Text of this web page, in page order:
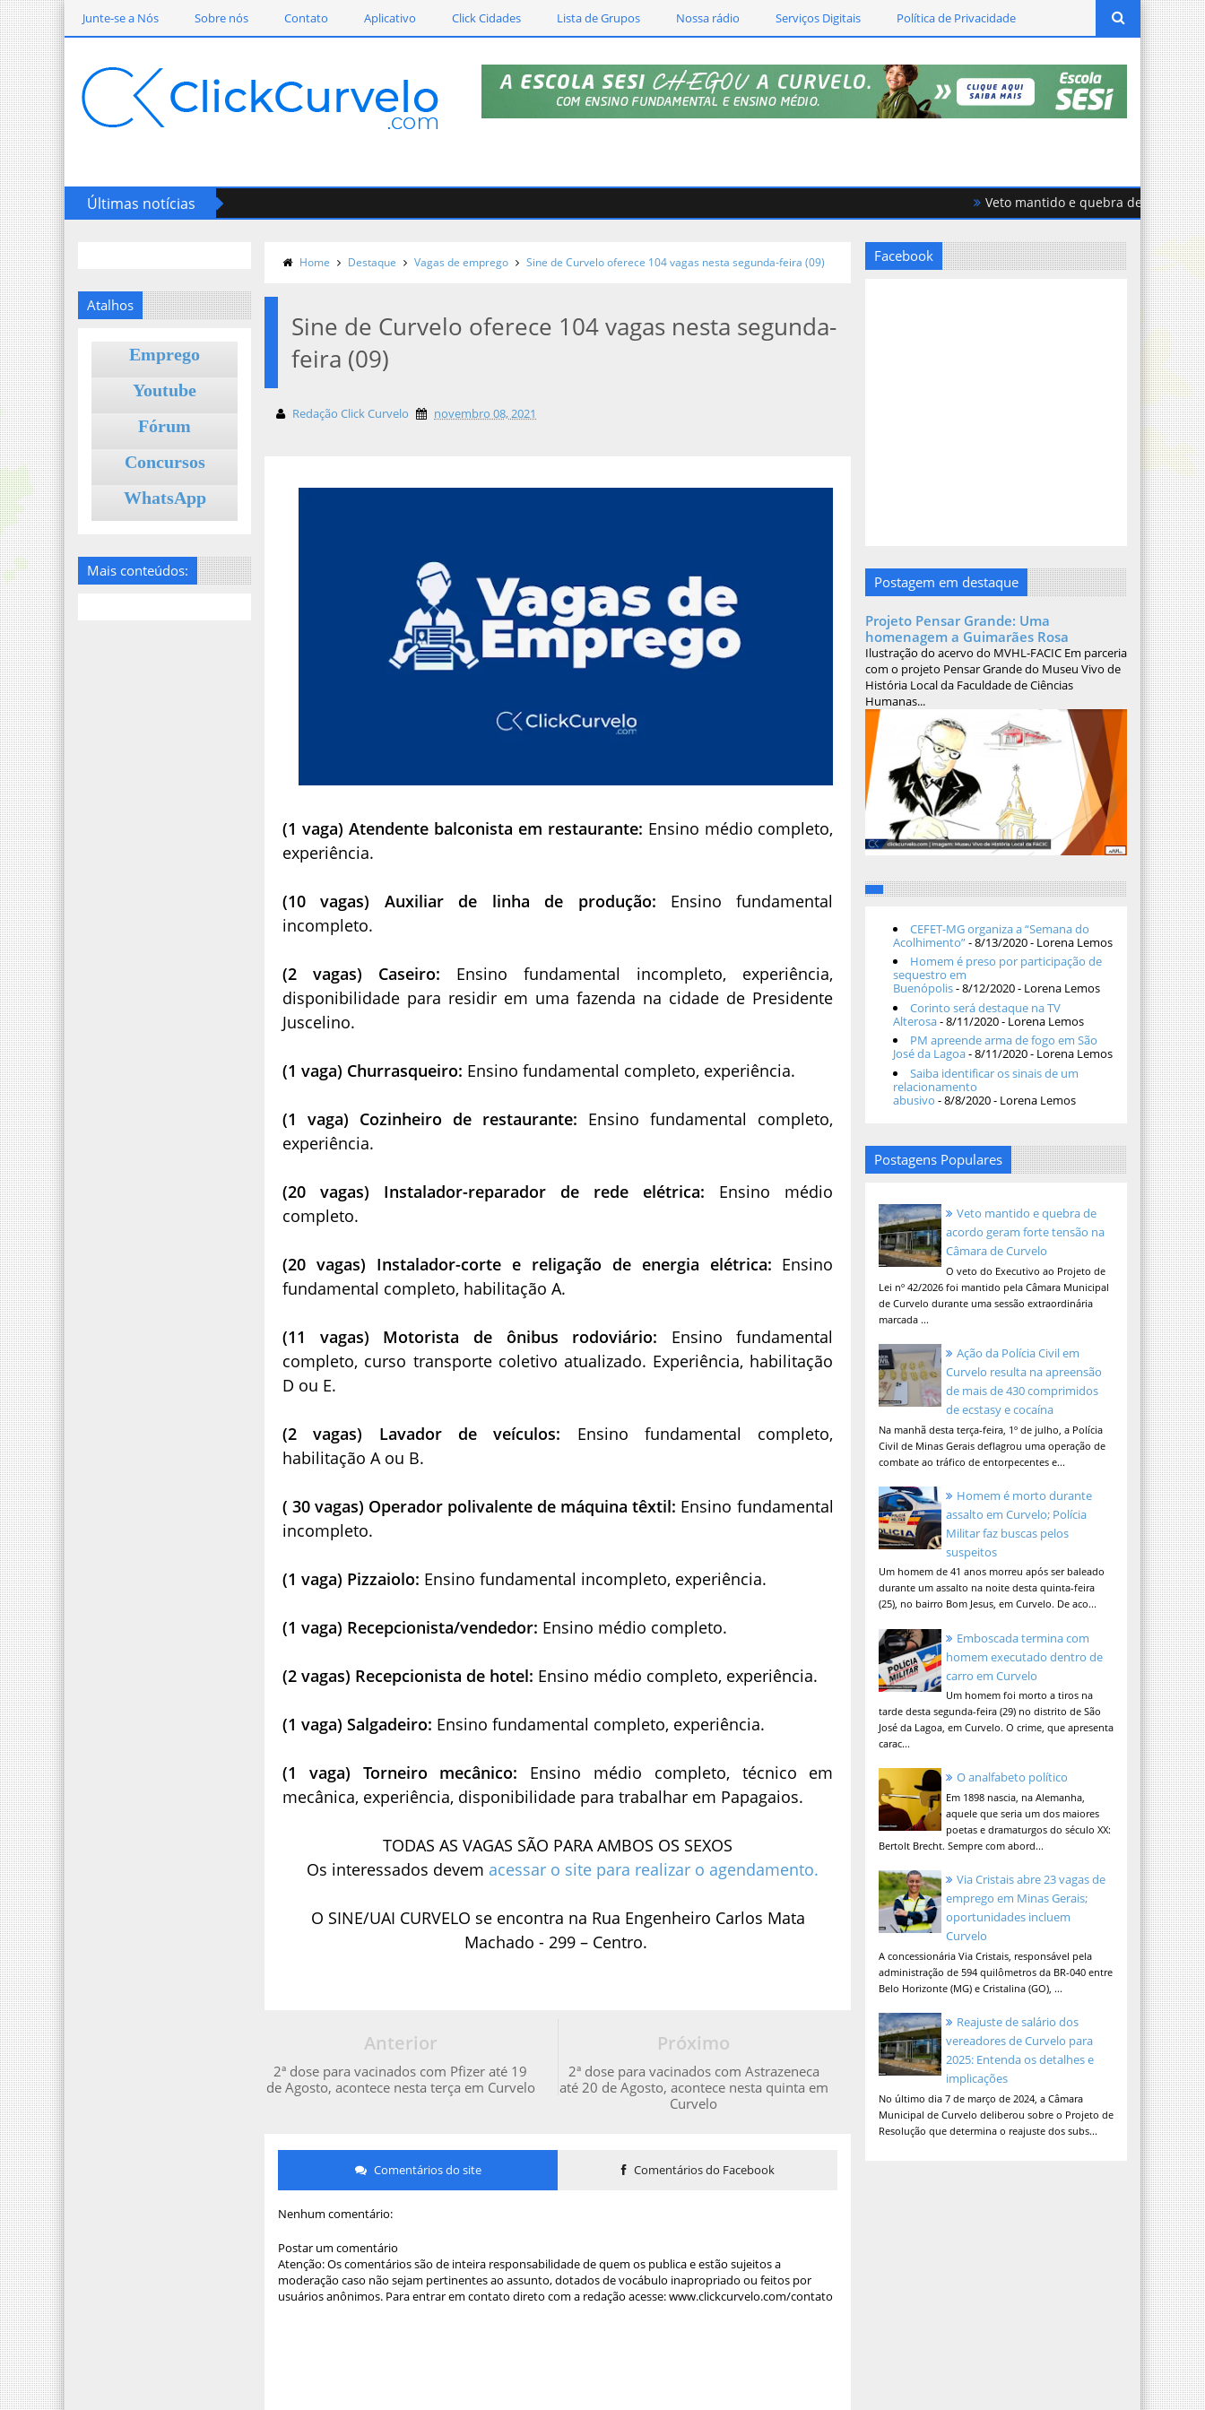
Junte-se a Nós Sobre nós Contato Aplicativo Click Cidades Lista de Grupos Nossa rádio Serviços Digitais Política de Privacidade
Últimas notícias Veto mantido e quebra de acordo
Atalhos
Emprego
Youtube
Fórum
Concursos
WhatsApp
Mais conteúdos:
Home Destaque Vagas de emprego Sine de Curvelo oferece 104 vagas nesta segunda-feira (09)
Sine de Curvelo oferece 104 vagas nesta segunda-
feira (09)
Redação Click Curvelo novembro 08, 2021
(1 vaga) Atendente balconista em restaurante: Ensino médio completo,
experiência.
(10 vagas) Auxiliar de linha de produção: Ensino fundamental
incompleto.
(2 vagas) Caseiro: Ensino fundamental incompleto, experiência,
disponibilidade para residir em uma fazenda na cidade de Presidente
Juscelino.
(1 vaga) Churrasqueiro: Ensino fundamental completo, experiência.
(1 vaga) Cozinheiro de restaurante: Ensino fundamental completo,
experiência.
(20 vagas) Instalador-reparador de rede elétrica: Ensino médio
completo.
(20 vagas) Instalador-corte e religação de energia elétrica: Ensino
fundamental completo, habilitação A.
(11 vagas) Motorista de ônibus rodoviário: Ensino fundamental
completo, curso transporte coletivo atualizado. Experiência, habilitação
D ou E.
(2 vagas) Lavador de veículos: Ensino fundamental completo,
habilitação A ou B.
( 30 vagas) Operador polivalente de máquinatêxtil: Ensino fundamental
incompleto.
(1 vaga) Pizzaiolo: Ensino fundamental incompleto, experiência.
(1 vaga) Recepcionista/vendedor: Ensino médio completo.
(2 vagas) Recepcionista de hotel: Ensino médio completo, experiência.
(1 vaga) Salgadeiro: Ensino fundamental completo, experiência.
(1 vaga) Torneiro mecânico: Ensino médio completo, técnico em
mecânica, experiência, disponibilidade para trabalhar em Papagaios.
TODAS AS VAGAS SÃO PARA AMBOS OS SEXOS
Os interessados devem acessar o site para realizar o agendamento.
O SINE/UAI CURVELO se encontra na Rua Engenheiro Carlos Mata
Machado - 299 – Centro.
Próximo
2ª dose para vacinados com Astrazeneca
até 20 de Agosto, acontece nesta quinta em
Curvelo
Anterior
2ª dose para vacinados com Pfizer até 19
de Agosto, acontece nesta terça em Curvelo
Comentários do site Comentários do Facebook
Nenhum comentário:
Postar um comentário
Atenção: Os comentários são de inteira responsabilidade de quem os publica e estão sujeitos a
moderação caso não sejam pertinentes ao assunto, dotados de vocábulo inapropriado ou feitos por
usuários anônimos. Para entrar em contato direto com a redação acesse: www.clickcurvelo.com/contato
Facebook
Postagem em destaque
Projeto Pensar Grande: Uma
homenagem a Guimarães Rosa
Ilustração do acervo do MVHL-FACIC Em parceria
com o projeto Pensar Grande do Museu Vivo de
História Local da Faculdade de Ciências
Humanas...
CEFET-MG organiza a “Semana do
Acolhimento”- 8/13/2020- Lorena Lemos
Homem é preso por participação de
sequestro em
Buenópolis- 8/12/2020- Lorena Lemos
Corinto será destaque na TV
Alterosa- 8/11/2020- Lorena Lemos
PM apreende arma de fogo em São
José da Lagoa- 8/11/2020- Lorena Lemos
Saiba identificar os sinais de um
relacionamento
abusivo - 8/8/2020- Lorena Lemos
Postagens Populares
Veto mantido e quebra de
acordo geram forte tensão na
Câmara de Curvelo
O veto do Executivo ao Projeto de
Lei nº 42/2026 foi mantido pela Câmara Municipal
de Curvelo durante uma sessão extraordinária
marcada ...
Ação da Polícia Civil em
Curvelo resulta na apreensão
de mais de 430 comprimidos
de ecstasy e cocaína
Na manhã desta terça-feira, 1º de julho, a Polícia
Civil de Minas Gerais deflagrou uma operação de
combate ao tráfico de entorpecentes e...
Homem é morto durante
assalto em Curvelo; Polícia
Militar faz buscas pelos
suspeitos
Um homem de 41 anos morreu após ser baleado
durante um assalto na noite desta quinta-feira
(25), no bairro Bom Jesus, em Curvelo. De aco...
Emboscada termina com
homem executado dentro de
carro em Curvelo
Um homem foi morto a tiros na
tarde desta segunda-feira (29) no distrito de São
José da Lagoa, em Curvelo. O crime, que apresenta
carac...
O analfabeto político
Em 1898 nascia, na Alemanha,
aquele que seria um dos maiores
poetas e dramaturgos do século XX:
Bertolt Brecht. Sempre com abord...
Via Cristais abre 23 vagas de
emprego em Minas Gerais;
oportunidades incluem
Curvelo
A concessionária Via Cristais, responsável pela
administração de 594 quilômetros da BR-040 entre
Belo Horizonte (MG) e Cristalina (GO), ...
Reajuste de salário dos
vereadores de Curvelo para
2025: Entenda os detalhes e
implicações
No último dia 7 de março de 2024, a Câmara
Municipal de Curvelo deliberou sobre o Projeto de
Resolução que determina o reajuste dos subs...